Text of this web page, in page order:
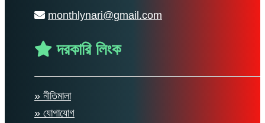
monthlynari@gmail.com
দরকারি লিংক
» নীতিমালা
» যোগাযোগ